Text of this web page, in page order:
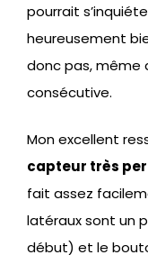
pourrait
heureusement
donc pas, même
consécutive.
Mon excellent
capteur très
fait assez
latéraux sont un
début) et le